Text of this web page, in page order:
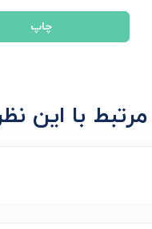
چاپ
مرتبط با این